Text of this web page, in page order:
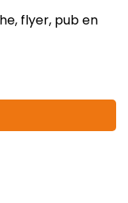
flyer, pub en